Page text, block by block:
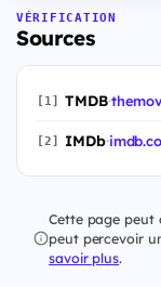
VÉRIFICATION
Sources
[1] TMDB·
[2] IMDb·
Cette page peut
peut percevoir
savoir plus.